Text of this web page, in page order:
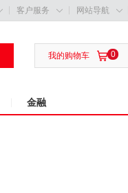
客户服务  网站导航 
 0
我的购物车
金融